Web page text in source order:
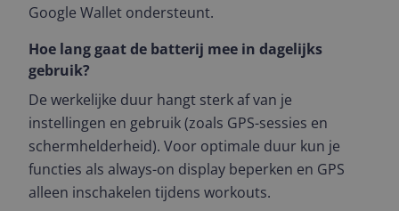
Google Wallet ondersteunt.
Hoe lang gaat de batterij mee in dagelijks
gebruik?
De werkelijke duur hangt sterk af van je
instellingen en gebruik (zoals GPS-sessies en
schermhelderheid). Voor optimale duur kun je
functies als always-on display beperken en GPS
alleen inschakelen tijdens workouts.